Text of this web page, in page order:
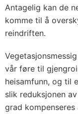
Antagelig kan de
komme til å
reindriften.
vår føre til
heisamfunn, og til
slik reduksjonen
grad